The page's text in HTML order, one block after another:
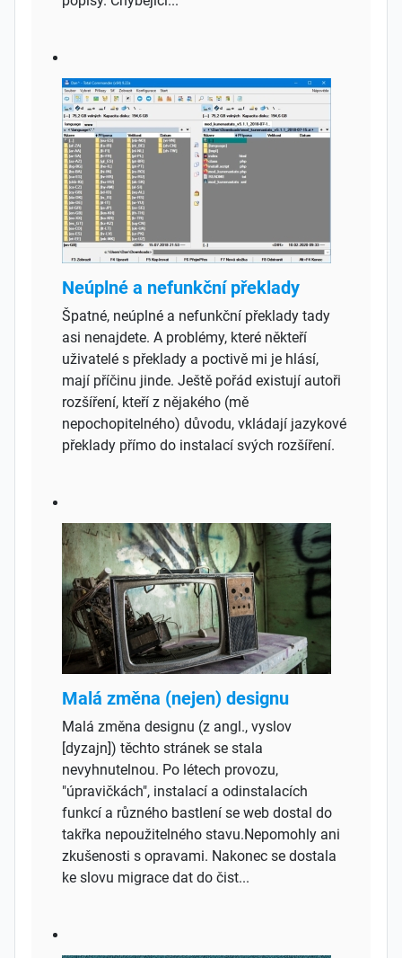
Neúplné a nefunkční překlady
Špatné, neúplné a nefunkční překlady tady
asi nenajdete. A problémy, které někteří
uživatelé s překlady a poctivě mi je hlásí,
mají příčinu jinde. Ještě pořád existují autoři
rozšíření, kteří z nějakého (mě
nepochopitelného) důvodu, vkládají jazykové
překlady přímo do instalací svých rozšíření.
Malá změna (nejen) designu
Malá změna designu (z angl., vyslov
[dyzajn]) těchto stránek se stala
nevyhnutelnou. Po létech provozu,
"úpravičkách", instalací a odinstalacích
funkcí a různého bastlení se web dostal do
takřka nepoužitelného stavu.Nepomohly ani
zkušenosti s opravami. Nakonec se dostala
ke slovu migrace dat do čist...